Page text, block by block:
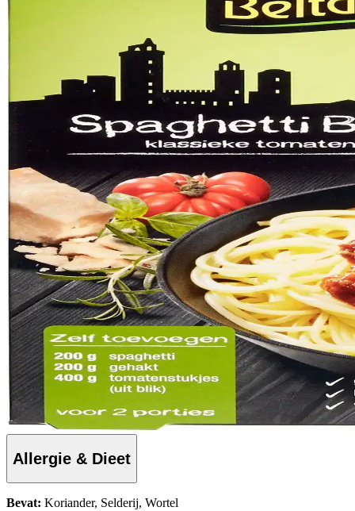
Allergie & Dieet
Bevat: Koriander, Selderij, Wortel